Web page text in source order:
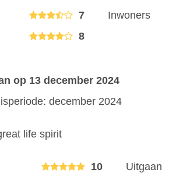
7 Inwoners
8
op 13 december 2024
december 2024
life spirit
10 Uitgaan